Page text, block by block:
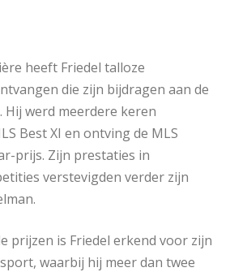
heeft Friedel talloze
die zijn bijdragen aan de
werd meerdere keren
Best XI en ontving de MLS
prijs. Zijn prestaties in
verstevigden verder zijn
prijzen is Friedel erkend voor zijn
waarbij hij meer dan twee